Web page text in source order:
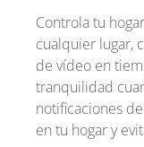
Controla tu
cualquier lugar,
de vídeo en
tranquilidad
notificaciones
en tu hogar y